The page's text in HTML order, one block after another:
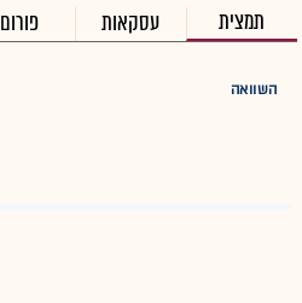
תמצית עסקאות פורום
השוואה